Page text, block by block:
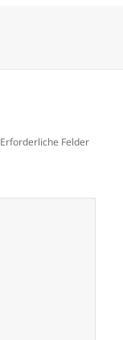
Erforderliche Felder